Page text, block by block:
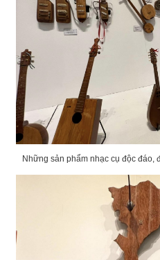
Những sản phẩm nhạc cụ độc đáo,